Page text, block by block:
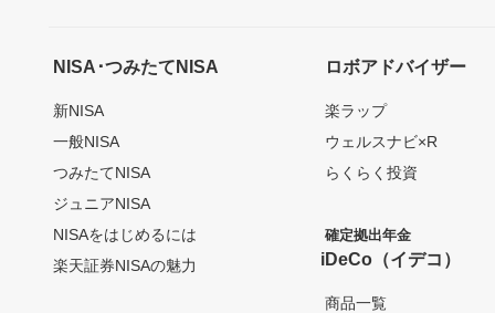
NISA･つみたてNISA
新NISA
一般NISA
つみたてNISA
ジュニアNISA
NISAをはじめるには
楽天証券NISAの魅力
ロボアドバイザー
楽ラップ
ウェルスナビ×R
らくらく投資
確定拠出年金
iDeCo（イデコ）
商品一覧